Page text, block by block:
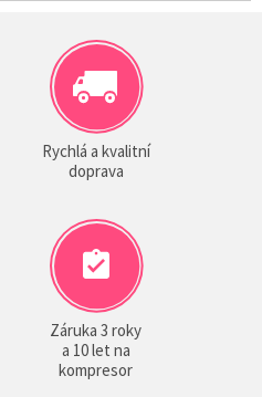
Rychlá a kvalitní
doprava
Záruka 3 roky
a 10 let na
kompresor